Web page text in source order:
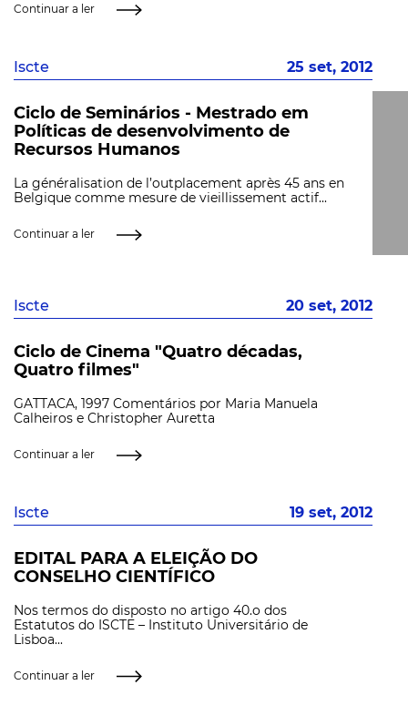
Continuar a ler
Iscte 25 set, 2012
Ciclo de Seminários - Mestrado em
Políticas de desenvolvimento de
Recursos Humanos
La généralisation de l’outplacement après 45 ans en
Belgique comme mesure de vieillissement actif...
Continuar a ler
Iscte 20 set, 2012
Ciclo de Cinema "Quatro décadas,
Quatro filmes"
GATTACA, 1997 Comentários por Maria Manuela
Calheiros e Christopher Auretta
Continuar a ler
Iscte 19 set, 2012
EDITAL PARA A ELEIÇÃO DO
CONSELHO CIENTÍFICO
Nos termos do disposto no artigo 40.o dos
Estatutos do ISCTE – Instituto Universitário de
Lisboa...
Continuar a ler